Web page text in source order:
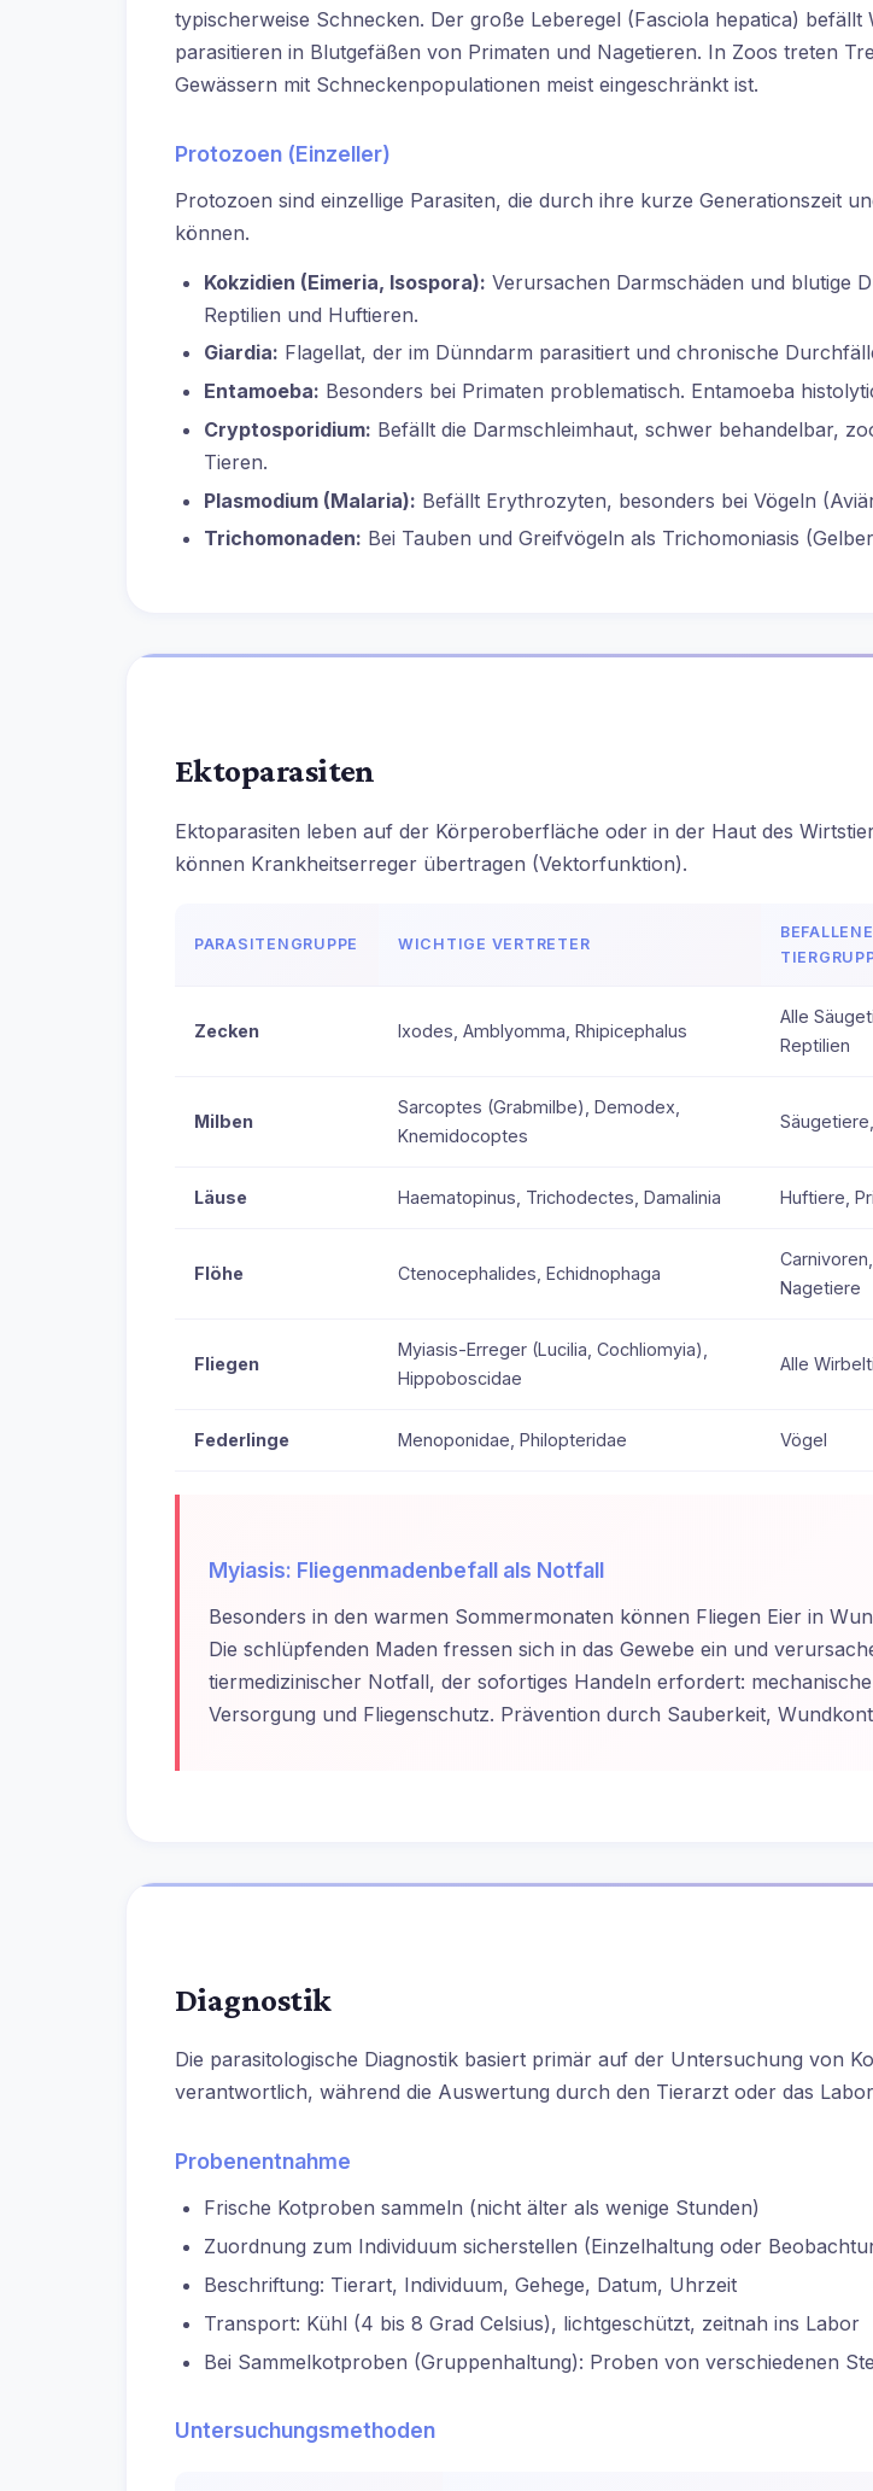
typischerweise Schnecken. Der große Leberegel (Fasciola hepatica)
parasitieren in Blutgefäßen von Primaten und Nagetieren. In Zoos treten
Gewässern mit Schneckenpopulationen meist eingeschränkt ist.
Protozoen (Einzeller)
Protozoen sind einzellige Parasiten, die durch ihre kurze Generationszeit
können.
Kokzidien (Eimeria, Isospora): Verursachen Darmschäden und blutige
Reptilien und Huftieren.
Giardia: Flagellat, der im Dünndarm parasitiert und chronische
Entamoeba: Besonders bei Primaten problematisch. Entamoeba
Cryptosporidium: Befällt die Darmschleimhaut, schwer behandelbar,
Tieren.
Plasmodium (Malaria): Befällt Erythrozyten, besonders bei Vögeln
Trichomonaden: Bei Tauben und Greifvögeln als Trichomoniasis
Ektoparasiten
Ektoparasiten leben auf der Körperoberfläche oder in der Haut des
können Krankheitserreger übertragen (Vektorfunktion).
PARASITENGRUPPE WICHTIGE VERTRETER
BEFALLENE
Zecken Ixodes, Amblyomma, Rhipicephalus
Alle
Reptilien
Milben
Sarcoptes (Grabmilbe), Demodex,
Knemidocoptes
Läuse Haematopinus, Trichodectes, Damalinia Huftiere,
Flöhe Ctenocephalides, Echidnophaga
Carnivoren,
Nagetiere
Fliegen
Myiasis-Erreger (Lucilia, Cochliomyia),
Hippoboscidae
Alle
Federlinge Menoponidae, Philopteridae Vögel
Myiasis: Fliegenmadenbefall als Notfall
Besonders in den warmen Sommermonaten können Fliegen Eier in
Die schlüpfenden Maden fressen sich in das Gewebe ein und
tiermedizinischer Notfall, der sofortiges Handeln erfordert:
Versorgung und Fliegenschutz. Prävention durch Sauberkeit,
Diagnostik
Die parasitologische Diagnostik basiert primär auf der Untersuchung von
verantwortlich, während die Auswertung durch den Tierarzt oder das
Probenentnahme
Frische Kotproben sammeln (nicht älter als wenige Stunden)
Zuordnung zum Individuum sicherstellen (Einzelhaltung oder
Beschriftung: Tierart, Individuum, Gehege, Datum, Uhrzeit
Transport: Kühl (4 bis 8 Grad Celsius), lichtgeschützt, zeitnah ins Labor
Bei Sammelkotproben (Gruppenhaltung): Proben von verschiedenen
Untersuchungsmethoden